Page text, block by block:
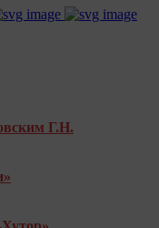
Г.Н.